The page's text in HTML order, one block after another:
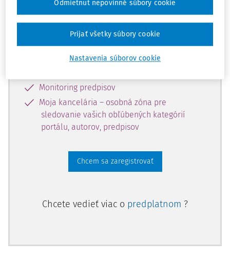
zdarma, stačí sa len zaregistrovať.
Vďaka registrácii získate prístup aj k
vybranému obsahu:
Monitoring predpisov
Moja kancelária – osobná zóna pre
sledovanie vašich obľúbených kategórií
portálu, autorov, predpisov
Chcem sa zaregistrovať
Chcete vedieť viac o predplatnom ?
Nastavenia súborov cookie
Odmietnut nepovinné súbory cookie
Prijať všetky súbory cookie